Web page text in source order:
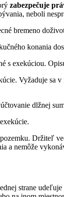
zabezpečuje
neboli
bremeno
konania
s exekúciou.
Vyžaduje
dlžnej
Držiteľ
a nemôže
strane udeľuje